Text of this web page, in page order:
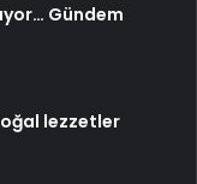
Gündem
lezzetler